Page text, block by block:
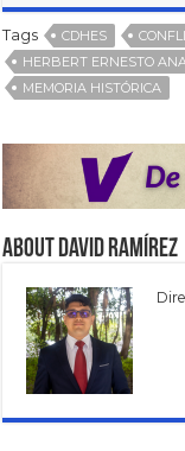
Tags CDHES
HERBERT ERNESTO
MEMORIA HISTÓRICA
About David Ramírez